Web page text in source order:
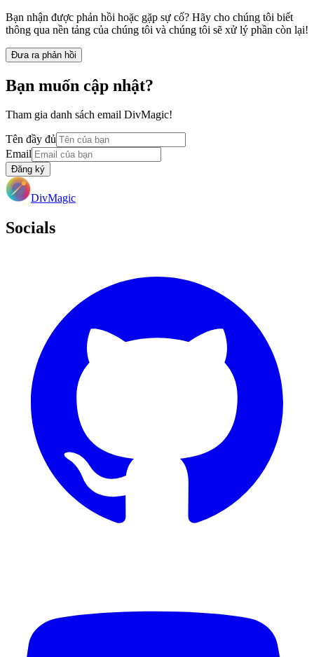
Bạn nhận được phản hồi hoặc gặp sự cố? Hãy cho chúng tôi biết
thông qua nền tảng của chúng tôi và chúng tôi sẽ xử lý phần còn lại!
Đưa ra phản hồi
Bạn muốn cập nhật?
Tham gia danh sách email DivMagic!
Tên đầy đủ
Email
Đăng ký
DivMagic
Socials